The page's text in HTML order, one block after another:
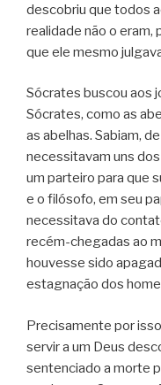
descobriu que todos
realidade não o eram,
que ele mesmo
Sócrates buscou aos
Sócrates, como as
as abelhas. Sabiam,
necessitavam uns
um parteiro para que
e o filósofo, em seu
necessitava do
recém-chegadas ao
houvesse sido
estagnação dos
Precisamente por
servir a um Deus
sentenciado a morte